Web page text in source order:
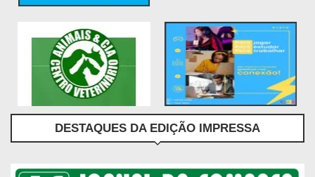
DESTAQUES DA EDIÇÃO IMPRESSA